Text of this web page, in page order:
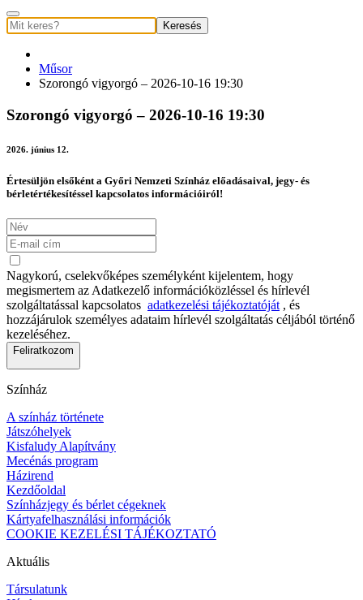
Keresés
Műsor
Szorongó vigyorgó – 2026-10-16 19:30
Szorongó vigyorgó – 2026-10-16 19:30
2026. június 12.
Értesüljön elsőként a Győri Nemzeti Színház előadásaival, jegy- és
bérletértékesítéssel kapcsolatos információiról!
Nagykorú, cselekvőképes személyként kijelentem, hogy
megismertem az Adatkezelő információközléssel és hírlevél
szolgáltatással kapcsolatos adatkezelési tájékoztatóját , és
hozzájárulok személyes adataim hírlevél szolgáltatás céljából történő
kezeléséhez.
Feliratkozom
Színház
A színház története
Játszóhelyek
Kisfaludy Alapítvány
Mecénás program
Házirend
Kezdőoldal
Színházjegy és bérlet cégeknek
Kártyafelhasználási információk
COOKIE KEZELÉSI TÁJÉKOZTATÓ
Aktuális
Társulatunk